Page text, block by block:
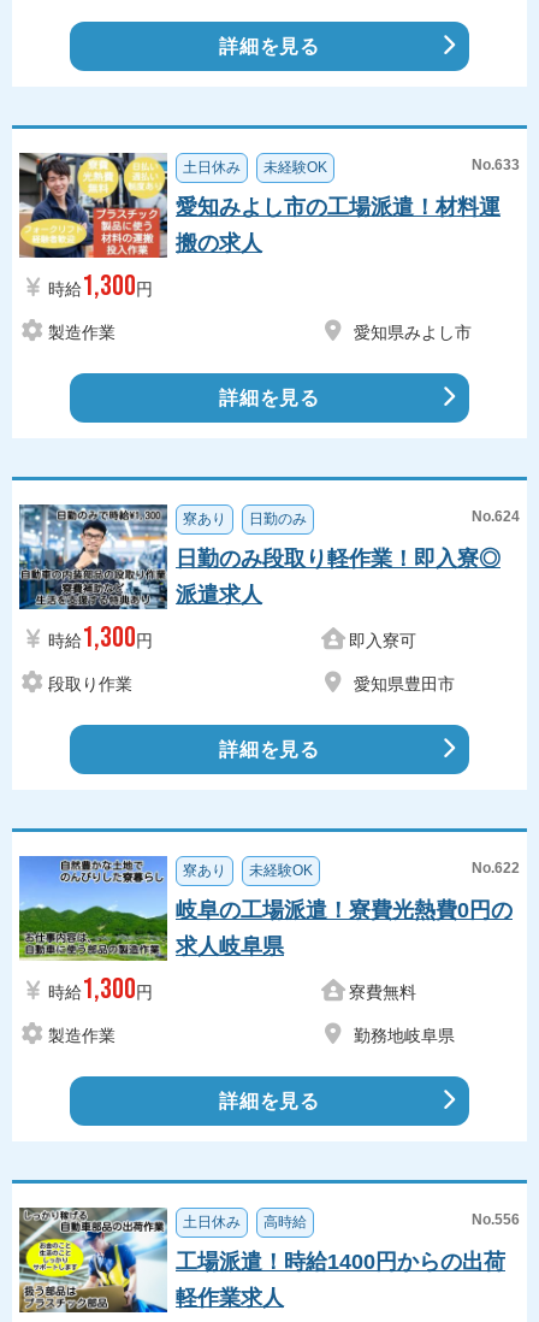
詳細を見る
土日休み 未経験OK No.633
愛知みよし市の工場派遣！材料運
搬の求人
時給1,300円
製造作業 愛知県みよし市
詳細を見る
寮あり 日勤のみ No.624
日勤のみ段取り軽作業！即入寮◎
派遣求人
時給1,300円 即入寮可
段取り作業 愛知県豊田市
詳細を見る
寮あり 未経験OK No.622
岐阜の工場派遣！寮費光熱費0円の
求人岐阜県
時給1,300円 寮費無料
製造作業 勤務地岐阜県
詳細を見る
土日休み 高時給 No.556
工場派遣！時給1400円からの出荷
軽作業求人